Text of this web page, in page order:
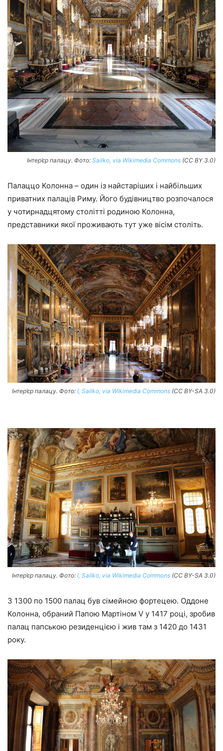
Інтер’єр палацу. Фото: Sailko, via Wikimedia Commons (CC BY 3.0)
Палаццо Колонна – один із найстаріших і найбільших
приватних палаців Риму. Його будівництво розпочалося
у чотирнадцятому столітті родиною Колонна,
представники якої проживають тут уже вісім століть.
Інтер’єр палацу. Фото: I, Sailko, via Wikimedia Commons (CC BY-SA 3.0)
Інтер’єр палацу. Фото: I, Sailko, via Wikimedia Commons (CC BY-SA 3.0)
З 1300 по 1500 палац був сімейною фортецею. Оддоне
Колонна, обраний Папою Мартіном V у 1417 році, зробив
палац папською резиденцією і жив там з 1420 до 1431
року.